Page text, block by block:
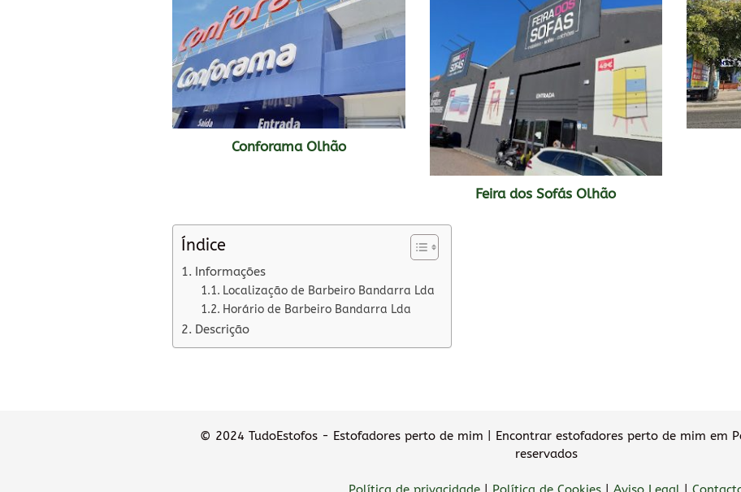
Conforama Olhão
Feira dos Sofás Olhão
Índice
Informações
Localização de Barbeiro Bandarra Lda
Horário de Barbeiro Bandarra Lda
Descrição
© 2024 TudoEstofos - Estofadores perto de mim | Encontrar estofadores perto de mim em
reservados